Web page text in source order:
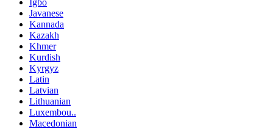
Igbo
Javanese
Kannada
Kazakh
Khmer
Kurdish
Kyrgyz
Latin
Latvian
Lithuanian
Luxembou..
Macedonian